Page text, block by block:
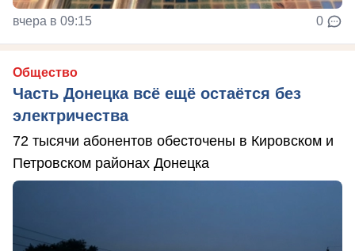
вчера в 09:15 0
Общество
Часть Донецка всё ещё остаётся без
электричества
72 тысячи абонентов обесточены в Кировском и
Петровском районах Донецка